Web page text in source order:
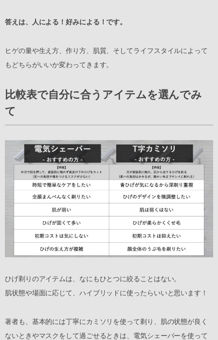
答えは、人による！好みによる！です。
ヒゲの量や生え方、作り方、肌質、そしてライフスタイルによって
もどちらがいいか変わってきます。
比較表で自分に合うアイテムを選んでみ
て
ひげ剃りのアイテムは、なにもひとつに絞ることはない。
肌状態や場面に応じて、ハイブリッドに使ったらいいと思います！
著者も、基本的には丁寧にカミソリを使って剃り、肌の状態が良く
ないときやマスクをして過ごせるときは、電気シェーバーを使って